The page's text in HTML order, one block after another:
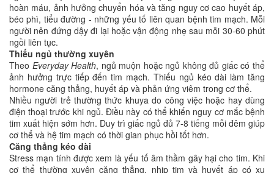
hoàn máu, ảnh hưởng chuyển hóa và tăng nguy cơ cao huyết áp,
béo phì, tiểu đường - những yếu tố liên quan bệnh tim mạch. Mỗi
người nên đứng dậy đi lại hoặc vận động nhẹ sau mỗi 30-60 phút
ngồi liên tục.
Thiếu ngủ thường xuyên
Theo Everyday Health, ngủ muộn hoặc ngủ không đủ giấc có thể
ảnh hưởng trực tiếp đến tim mạch. Thiếu ngủ kéo dài làm tăng
hormone căng thẳng, huyết áp và phản ứng viêm trong cơ thể.
Nhiều người trẻ thường thức khuya do công việc hoặc hay dùng
điện thoại trước khi ngủ. Điều này có thể khiến nguy cơ mắc bệnh
tim xuất hiện sớm hơn. Duy trì giấc ngủ đủ 7-8 tiếng mỗi đêm giúp
cơ thể và hệ tim mạch có thời gian phục hồi tốt hơn.
Căng thẳng kéo dài
Stress mạn tính được xem là yếu tố âm thầm gây hại cho tim. Khi
cơ thể thường xuyên căng thẳng, nhịp tim và huyết áp có xu